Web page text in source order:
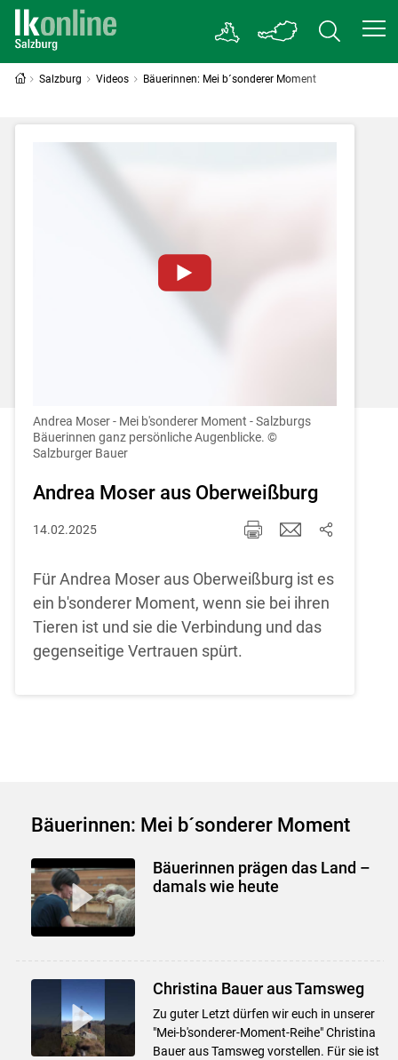
Salzburg Videos Bäuerinnen: Mei b´sonderer Moment
Einstellungen jederzeit einsehen und
korrigieren
Akzeptieren
Cookies Einstellungen
Andrea Moser - Mei b'sonderer Moment - Salzburgs
Bäuerinnen ganz persönliche Augenblicke. ©
Salzburger Bauer
Andrea Moser aus Oberweißburg
14.02.2025
Für Andrea Moser aus Oberweißburg ist es
ein b'sonderer Moment, wenn sie bei ihren
Tieren ist und sie die Verbindung und das
gegenseitige Vertrauen spürt.
Bäuerinnen: Mei b´sonderer Moment
Bäuerinnen prägen das Land –
damals wie heute
Christina Bauer aus Tamsweg
Zu guter Letzt dürfen wir euch in unserer
"Mei-b'sonderer-Moment-Reihe" Christina
Bauer aus Tamsweg vorstellen. Für sie ist